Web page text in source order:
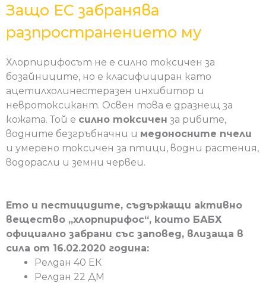
Защо ЕС забранява
разпространението му
Хлорпирифосът не е силно токсичен за
бозайниците, но е класифициран като
ацетилхолинестеразен инхибитор и
невротоксикант. Освен това е дразнещ за
кожата. Той е силно токсичен за рибите,
водните безгръбначни и медоносните пчели
и умерено токсичен за птици, водни растения,
водорасли и земни червеи.
Ето и пестицидите, съдържащи активно
вещество „хлорпирифос“, които БАБХ
официално забрани със заповед, влизаща в
сила от 16.02.2020 година:
Релдан 40 ЕК
Релдан 22 ДМ